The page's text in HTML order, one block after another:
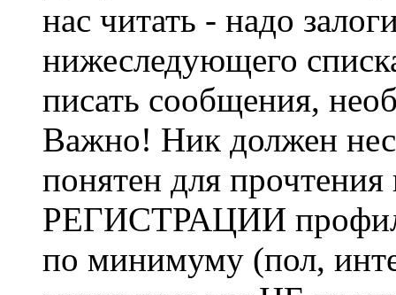
нас читать - надо
нижеследующего
писать сообщения,
Важно! Ник должен
понятен для
РЕГИСТРАЦИИ профиль
по минимуму (пол,